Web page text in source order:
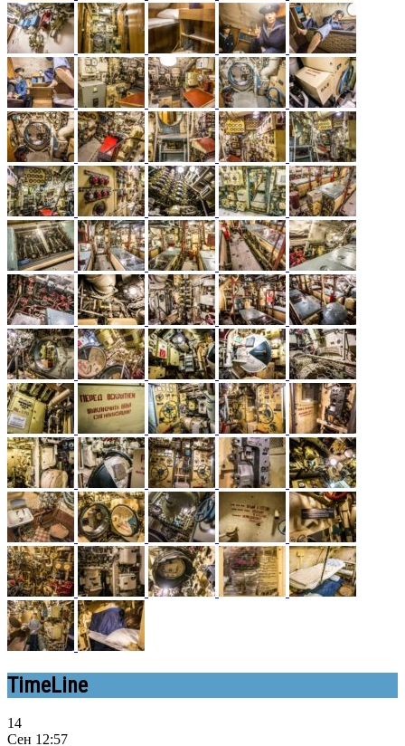
TimeLine
14
Сен 12:57